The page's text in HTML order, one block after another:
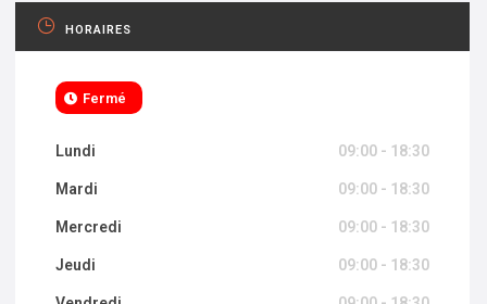
HORAIRES
Fermé
Lundi 09:00 - 18:30
Mardi 09:00 - 18:30
Mercredi 09:00 - 18:30
Jeudi 09:00 - 18:30